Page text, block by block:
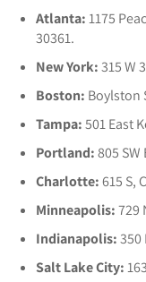
Atlanta:1175
30361.
New York:315 W
Boston: Boylston
Tampa:501 East
Portland:805
Charlotte:615 S,
Minneapolis:729
Indianapolis:350
Salt Lake City: